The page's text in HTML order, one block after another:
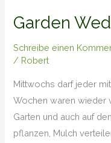
Garden
Schreibe einen
/ Robert
Mittwochs darf jeder
Wochen waren wieder
Garten und auch auf
pflanzen, Mulch